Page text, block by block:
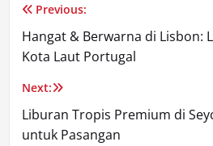
Post
navigation
Previous:
Hangat & Berwarna di Lisbon:
Kota Laut Portugal
Next:
Liburan Tropis Premium di
untuk Pasangan